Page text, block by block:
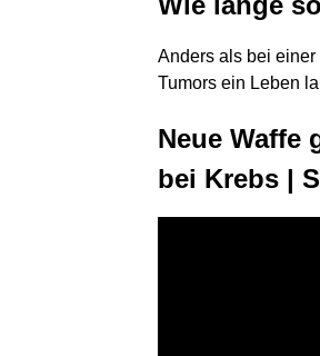
Anders als bei
Tumors ein Leben
Neue Waffe
bei Krebs |